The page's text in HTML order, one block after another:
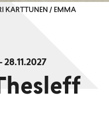
KARTTUNEN / EMMA
28.11.2027